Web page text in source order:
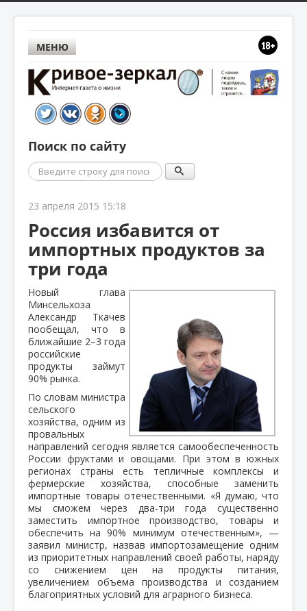
МЕНЮ
Поиск по сайту
Поиск
23 апреля 2015 15:18
Россия избавится от
импортных продуктов за
три года
Новый глава
Минсельхоза
Александр Ткачев
пообещал, что в
ближайшие 2–3 года
российские
продукты займут
90% рынка.
По словам министра
сельского
хозяйства, одним из
провальных
направлений сегодня является самообеспеченность
России фруктами и овощами. При этом в южных
регионах страны есть тепличные комплексы и
фермерские хозяйства, способные заменить
импортные товары отечественными. «Я думаю, что
мы сможем через два-три года существенно
заместить импортное производство, товары и
обеспечить на 90% минимум отечественным», —
заявил министр, назвав импортозамещение одним
из приоритетных направлений своей работы, наряду
со снижением цен на продукты питания,
увеличением объема производства и созданием
благоприятных условий для аграрного бизнеса.